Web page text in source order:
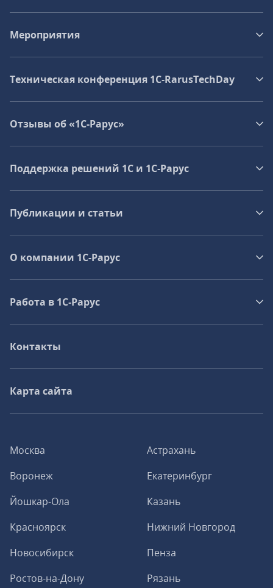
Москва
Астрахань
Воронеж
Екатеринбург
Йошкар-Ола
Казань
Красноярск
Нижний Новгород
Новосибирск
Пенза
Ростов-на-Дону
Рязань
Мероприятия
Техническая конференция 1C‑RarusTechDay
Отзывы об «1С-Рарус»
Поддержка решений 1С и 1С‑Рарус
Публикации и статьи
О компании 1C-Рарус
Работа в 1С‑Рарус
Контакты
Карта сайта